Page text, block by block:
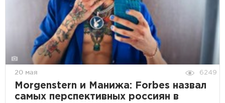
20 мая 6249
Morgenstern и Манижа: Forbes назвал
самых перспективных россиян в